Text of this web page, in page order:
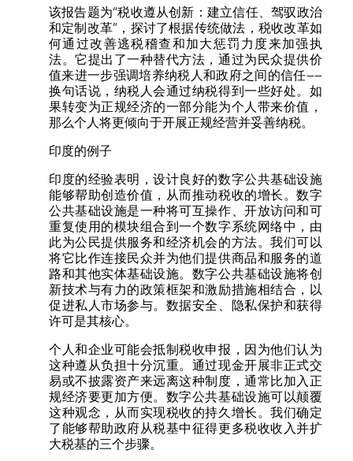
该报告题为“税收遵从创新：建立信任、驾驭政治
和定制改革”，探讨了根据传统做法，税收改革如
何通过改善逃税稽查和加大惩罚力度来加强执
法。它提出了一种替代方法，通过为民众提供价
值来进一步强调培养纳税人和政府之间的信任——
换句话说，纳税人会通过纳税得到一些好处。如
果转变为正规经济的一部分能为个人带来价值，
那么个人将更倾向于开展正规经营并妥善纳税。
印度的例子
印度的经验表明，设计良好的数字公共基础设施
能够帮助创造价值，从而推动税收的增长。数字
公共基础设施是一种将可互操作、开放访问和可
重复使用的模块组合到一个数字系统网络中，由
此为公民提供服务和经济机会的方法。我们可以
将它比作连接民众并为他们提供商品和服务的道
路和其他实体基础设施。数字公共基础设施将创
新技术与有力的政策框架和激励措施相结合，以
促进私人市场参与。数据安全、隐私保护和获得
许可是其核心。
个人和企业可能会抵制税收申报，因为他们认为
这种遵从负担十分沉重。通过现金开展非正式交
易或不披露资产来远离这种制度，通常比加入正
规经济要更加方便。数字公共基础设施可以颠覆
这种观念，从而实现税收的持久增长。我们确定
了能够帮助政府从税基中征得更多税收收入并扩
大税基的三个步骤。